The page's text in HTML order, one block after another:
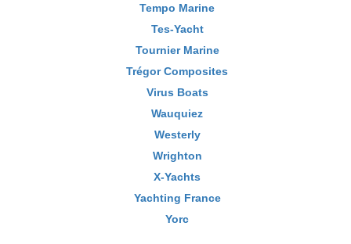
Tempo Marine
Tes-Yacht
Tournier Marine
Trégor Composites
Virus Boats
Wauquiez
Westerly
Wrighton
X-Yachts
Yachting France
Yorc